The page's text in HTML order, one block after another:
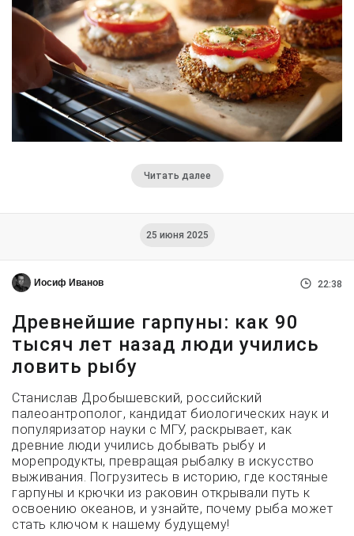
Читать далее
25 июня 2025
Иосиф Иванов 22:38
Древнейшие гарпуны: как 90
тысяч лет назад люди учились
ловить рыбу
Станислав Дробышевский, российский
палеоантрополог, кандидат биологических наук и
популяризатор науки с МГУ, раскрывает, как
древние люди учились добывать рыбу и
морепродукты, превращая рыбалку в искусство
выживания. Погрузитесь в историю, где костяные
гарпуны и крючки из раковин открывали путь к
освоению океанов, и узнайте, почему рыба может
стать ключом к нашему будущему!